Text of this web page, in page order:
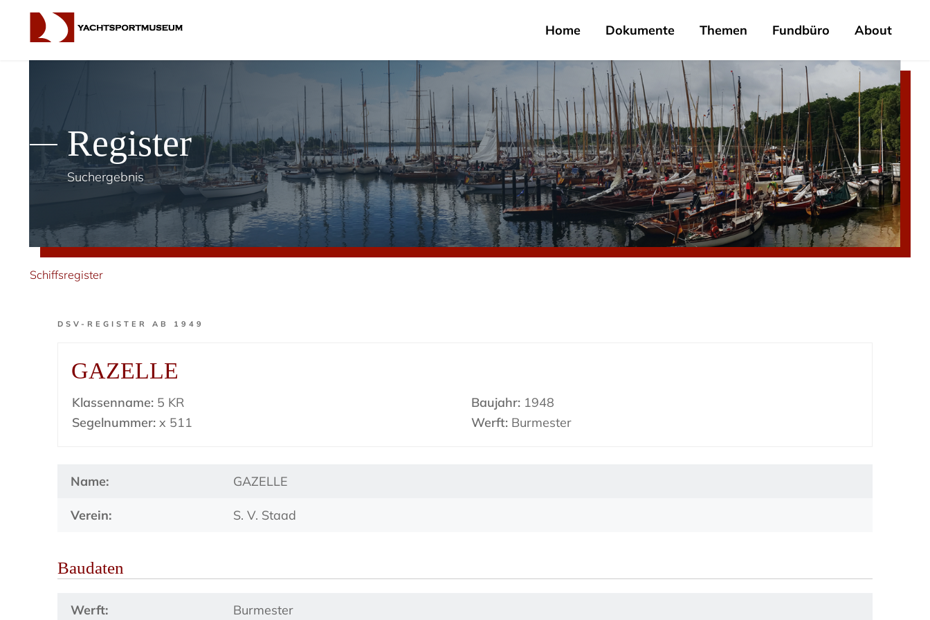
Home Dokumente Themen Fundbüro About
Register
Suchergebnis
Schiffsregister
DSV-REGISTER AB 1949
GAZELLE
Klassenname: 5 KR Baujahr:1948
Segelnummer: x 511 Werft:Burmester
Name: GAZELLE
Verein: S. V. Staad
Baudaten
Werft: Burmester